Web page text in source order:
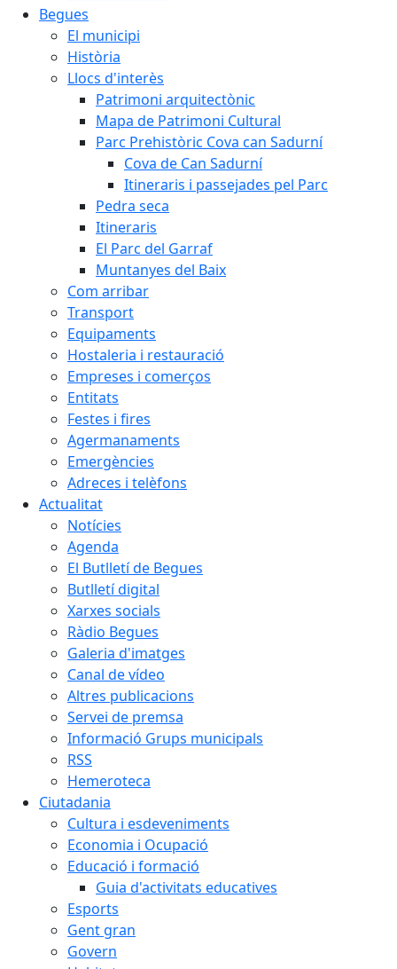
Begues
El municipi
Història
Llocs d'interès
Patrimoni arquitectònic
Mapa de Patrimoni Cultural
Parc Prehistòric Cova can Sadurní
Cova de Can Sadurní
Itineraris i passejades pel Parc
Pedra seca
Itineraris
El Parc del Garraf
Muntanyes del Baix
Com arribar
Transport
Equipaments
Hostaleria i restauració
Empreses i comerços
Entitats
Festes i fires
Agermanaments
Emergències
Adreces i telèfons
Actualitat
Notícies
Agenda
El Butlletí de Begues
Butlletí digital
Xarxes socials
Ràdio Begues
Galeria d'imatges
Canal de vídeo
Altres publicacions
Servei de premsa
Informació Grups municipals
RSS
Hemeroteca
Ciutadania
Cultura i esdeveniments
Economia i Ocupació
Educació i formació
Guia d'activitats educatives
Esports
Gent gran
Govern